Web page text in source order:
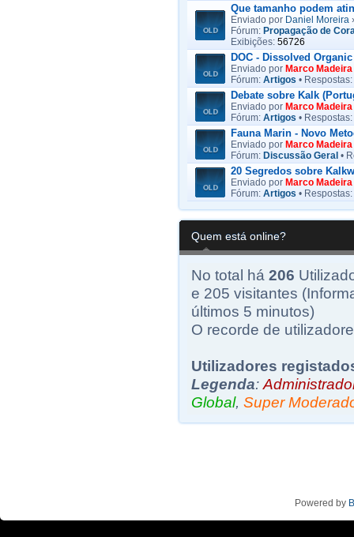
Que tamanho podem
Enviado por Daniel Moreira
Fórum: Propagação de
Exibições: 56726
DOC - Dissolved
Enviado por Marco Madeira
Fórum: Artigos • Respostas:
Debate sobre Kalk
Enviado por Marco Madeira
Fórum: Artigos • Respostas:
Fauna Marin - Novo
Enviado por Marco Madeira
Fórum: Discussão Geral •
20 Segredos sobre
Enviado por Marco Madeira
Fórum: Artigos • Respostas:
Quem está online?
No total há 206
e 205 visitantes
últimos 5 minutos)
O recorde de
Utilizadores
Legenda:
Global, Super
Powered by